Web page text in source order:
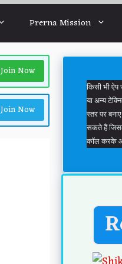
Prerna Mission
Join Now
Join Now
किसी भी ऐप
या अन्य
स्तर पर
सकते हैं
कॉल करके